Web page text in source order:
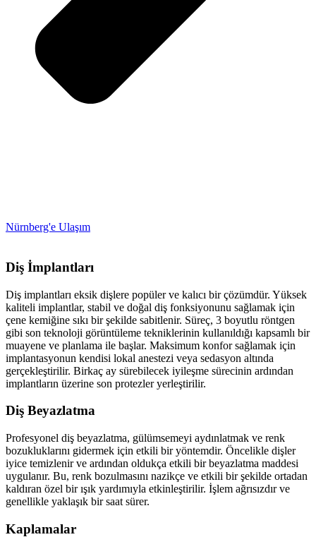
Nürnberg'e Ulaşım
Diş İmplantları
Diş implantları eksik dişlere popüler ve kalıcı bir çözümdür. Yüksek
kaliteli implantlar, stabil ve doğal diş fonksiyonunu sağlamak için
çene kemiğine sıkı bir şekilde sabitlenir. Süreç, 3 boyutlu röntgen
gibi son teknoloji görüntüleme tekniklerinin kullanıldığı kapsamlı bir
muayene ve planlama ile başlar. Maksimum konfor sağlamak için
implantasyonun kendisi lokal anestezi veya sedasyon altında
gerçekleştirilir. Birkaç ay sürebilecek iyileşme sürecinin ardından
implantların üzerine son protezler yerleştirilir.
Diş Beyazlatma
Profesyonel diş beyazlatma, gülümsemeyi aydınlatmak ve renk
bozukluklarını gidermek için etkili bir yöntemdir. Öncelikle dişler
iyice temizlenir ve ardından oldukça etkili bir beyazlatma maddesi
uygulanır. Bu, renk bozulmasını nazikçe ve etkili bir şekilde ortadan
kaldıran özel bir ışık yardımıyla etkinleştirilir. İşlem ağrısızdır ve
genellikle yaklaşık bir saat sürer.
Kaplamalar